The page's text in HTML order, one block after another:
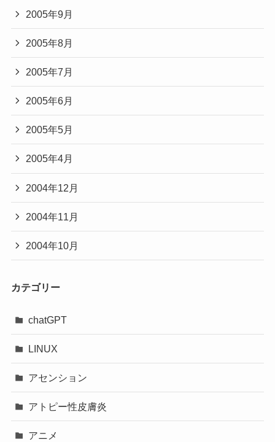
2005年9月
2005年8月
2005年7月
2005年6月
2005年5月
2005年4月
2004年12月
2004年11月
2004年10月
カテゴリー
chatGPT
LINUX
アセンション
アトピー性皮膚炎
アニメ